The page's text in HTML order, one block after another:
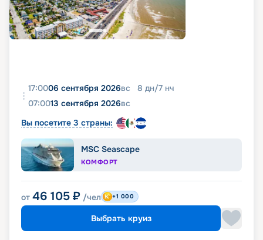
17:0006 сентября 2026вс 8 дн/7 нч
07:0013 сентября 2026вс
Вы посетите 3 страны:
MSC Seascape
КОМФОРТ
от 46 105 ₽ /чел +1 000
Выбрать круиз